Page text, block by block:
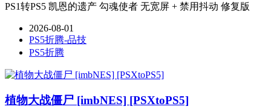
PS1转PS5 凯恩的遗产 勾魂使者 无宽屏 + 禁用抖动 修复版
2026-08-01
PS5折腾-品技
PS5折腾
植物大战僵尸 [imbNES] [PSXtoPS5]